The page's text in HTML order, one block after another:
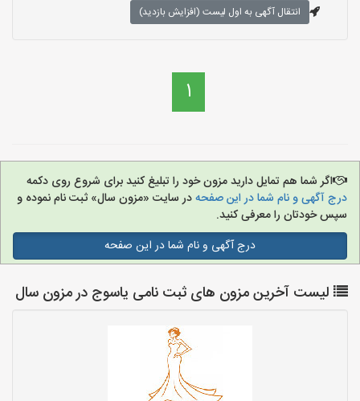
انتقال آگهی به اول لیست (افزایش بازدید)
1
اگر شما هم تمایل دارید مزون خود را تبلیغ کنید برای شروع روی دکمه
درج آگهی و نام شما در این صفحهدر سایت «مزون سال» ثبت نام نموده و
سپس خودتان را معرفی کنید.
درج آگهی و نام شما در این صفحه
لیست آخرین مزون های ثبت نامی یاسوج در مزون سال